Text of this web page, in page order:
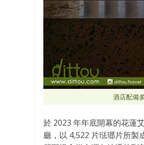
酒店配備
於 2023 年年底開幕的花蓮
廳，以 4,522 片琺瑯片所製